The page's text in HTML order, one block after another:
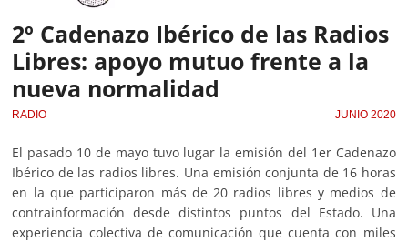
2º Cadenazo Ibérico de las Radios
Libres: apoyo mutuo frente a la
nueva normalidad
RADIO JUNIO 2020
El pasado 10 de mayo tuvo lugar la emisión del 1er Cadenazo
Ibérico de las radios libres. Una emisión conjunta de 16 horas
en la que participaron más de 20 radios libres y medios de
contrainformación desde distintos puntos del Estado. Una
experiencia colectiva de comunicación que cuenta con miles